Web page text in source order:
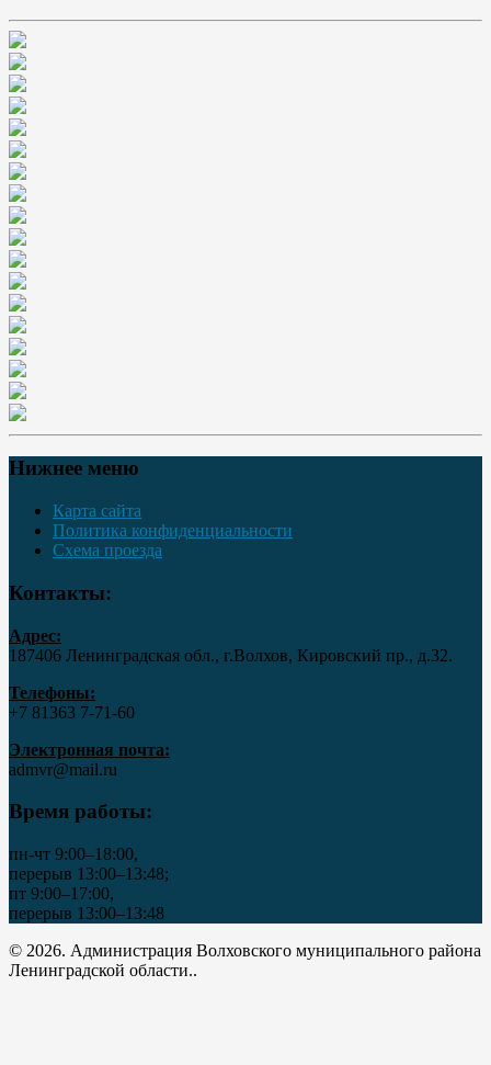
Нижнее меню
Карта сайта
Политика конфиденциальности
Схема проезда
Контакты:
Адрес:
187406 Ленинградская обл., г.Волхов, Кировский пр., д.32.
Телефоны:
+7 81363 7‑71-60
Электронная почта:
admvr@mail.ru
Время работы:
пн-чт 9:00–18:00,
перерыв 13:00–13:48;
пт 9:00–17:00,
перерыв 13:00–13:48
© 2026. Администрация Волховского муниципального района
Ленинградской области..